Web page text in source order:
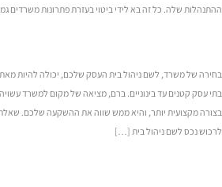
ההתנהלות שלה. כל זה בא לידי ביטוי בעזרת פתרונות משרדים
בחירה של משרד, לשם ניהול בית העסק שלכם, יכולה להיות
בתי עסק קטנים עד בינוניים. ברם, מציאה של מקום למשרד
בצורה מקצועית יותר, והיא ממש שווה את ההשקעה שלכם. שאלת
לרכוש נכס לשם ניהול בית […]